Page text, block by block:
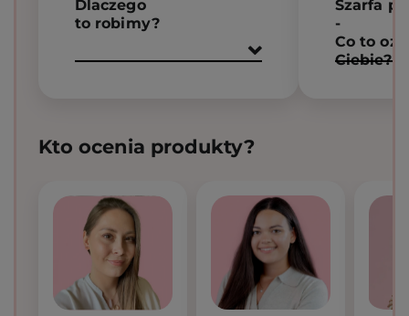
Dlaczego
to robimy?
Szarfa
-
Co to
Ciebie?
Kto ocenia produkty?